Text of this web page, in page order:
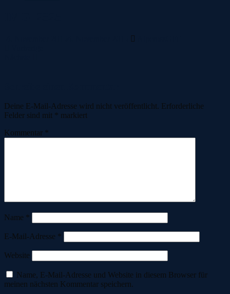
Deine E-Mail-Adresse wird nicht veröffentlicht. Erforderliche
Felder sind mit * markiert
Kommentar *
Name *
E-Mail-Adresse *
Website
Name, E-Mail-Adresse und Website in diesem Browser für
meinen nächsten Kommentar speichern.